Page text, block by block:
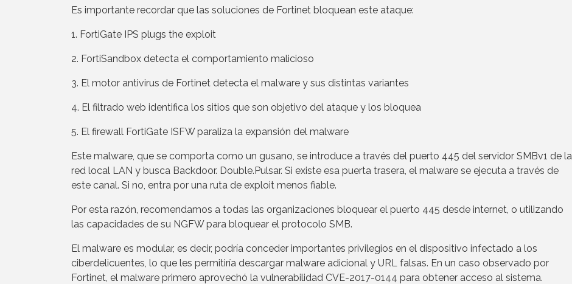
Es importante recordar que las soluciones de Fortinet bloquean este ataque:
1. FortiGate IPS plugs the exploit
2. FortiSandbox detecta el comportamiento malicioso
3. El motor antivirus de Fortinet detecta el malware y sus distintas variantes
4. El filtrado web identifica los sitios que son objetivo del ataque y los bloquea
5. El firewall FortiGate ISFW paraliza la expansión del malware
Este malware, que se comporta como un gusano, se introduce a través del puerto 445 del servidor SMBv1 de la
red local LAN y busca Backdoor. Double.Pulsar. Si existe esa puerta trasera, el malware se ejecuta a través de
este canal. Si no, entra por una ruta de exploit menos fiable.
Por esta razón, recomendamos a todas las organizaciones bloquear el puerto 445 desde internet, o utilizando
las capacidades de su NGFW para bloquear el protocolo SMB.
El malware es modular, es decir, podría conceder importantes privilegios en el dispositivo infectado a los
ciberdelicuentes, lo que les permitiría descargar malware adicional y URL falsas. En un caso observado por
Fortinet, el malware primero aprovechó la vulnerabilidad CVE-2017-0144 para obtener acceso al sistema.